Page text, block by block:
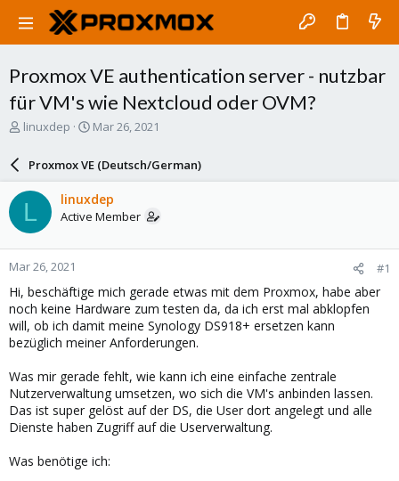
Proxmox VE authentication server - nutzbar
für VM's wie Nextcloud oder OVM?
T
a
d
s
t
a
r
e
r
linuxdep
S
a
r
d
a
e
Mar 26, 2021
Proxmox VE (Deutsch/German)
L linuxdep
Active Member
Mar 26, 2021 #1
Hi, beschäftige mich gerade etwas mit dem Proxmox, habe aber
noch keine Hardware zum testen da, da ich erst mal abklopfen
will, ob ich damit meine Synology DS918+ ersetzen kann
bezüglich meiner Anforderungen.
Was mir gerade fehlt, wie kann ich eine einfache zentrale
Nutzerverwaltung umsetzen, wo sich die VM's anbinden lassen.
Das ist super gelöst auf der DS, die User dort angelegt und alle
Dienste haben Zugriff auf die Userverwaltung.
Was benötige ich: